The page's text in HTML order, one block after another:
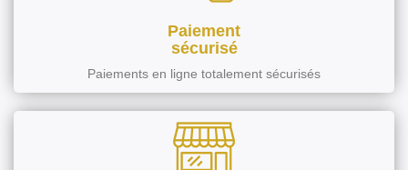
Paiement
sécurisé
Paiements en ligne totalement sécurisés